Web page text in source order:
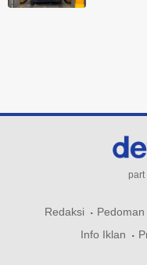
part
Redaksi
Info Iklan